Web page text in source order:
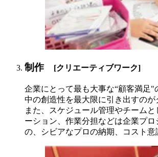
制作 [クリエーティブワーク]
企業にとって最も大事な“顧客満足"
中の創造性を最大限に引き出すのが
また、スケジュール管理やチーム
ーション、作業分担などは企業プ
の、シビアなプロの納期、コスト意